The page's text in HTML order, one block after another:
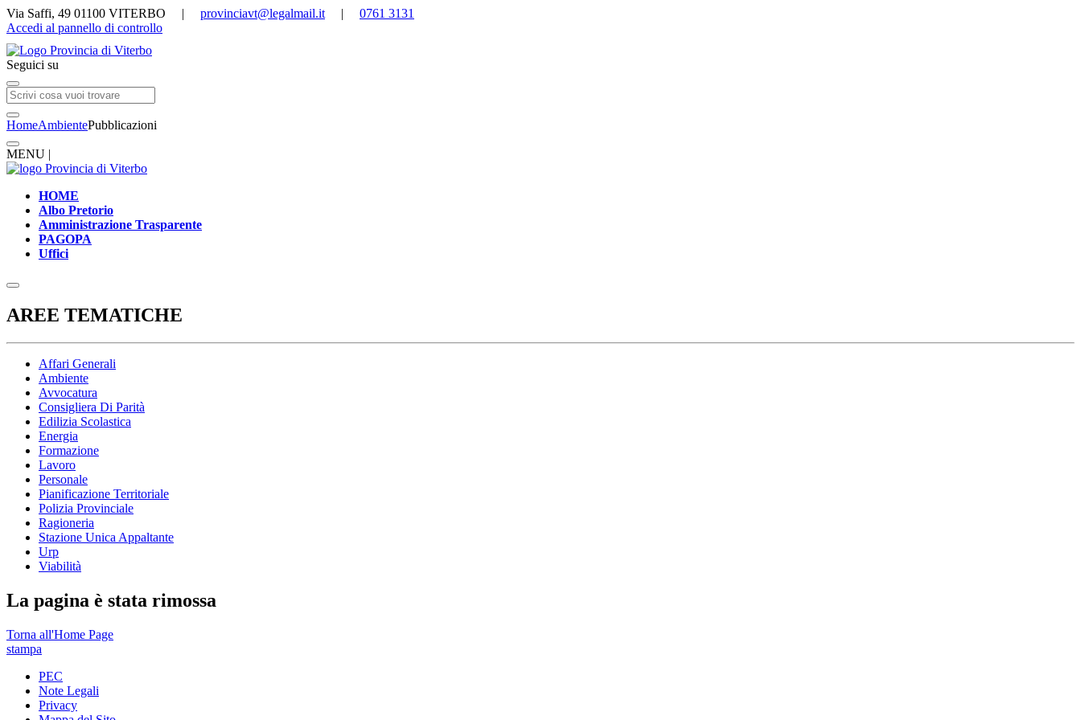
Via Saffi, 49 01100 VITERBO | provinciavt@legalmail.it | 0761 3131
Accedi al pannello di controllo
Seguici su
HomeAmbientePubblicazioni
MENU |
HOME
Albo Pretorio
Amministrazione Trasparente
PAGOPA
Uffici
AREE TEMATICHE
Affari Generali
Ambiente
Avvocatura
Consigliera Di Parità
Edilizia Scolastica
Energia
Formazione
Lavoro
Personale
Pianificazione Territoriale
Polizia Provinciale
Ragioneria
Stazione Unica Appaltante
Urp
Viabilità
La pagina è stata rimossa
Torna all'Home Page
stampa
PEC
Note Legali
Privacy